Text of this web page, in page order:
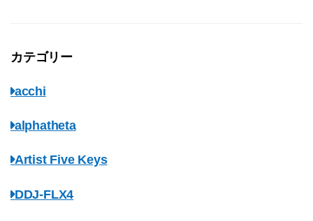
カテゴリー
acchi
alphatheta
Artist Five Keys
DDJ-FLX4